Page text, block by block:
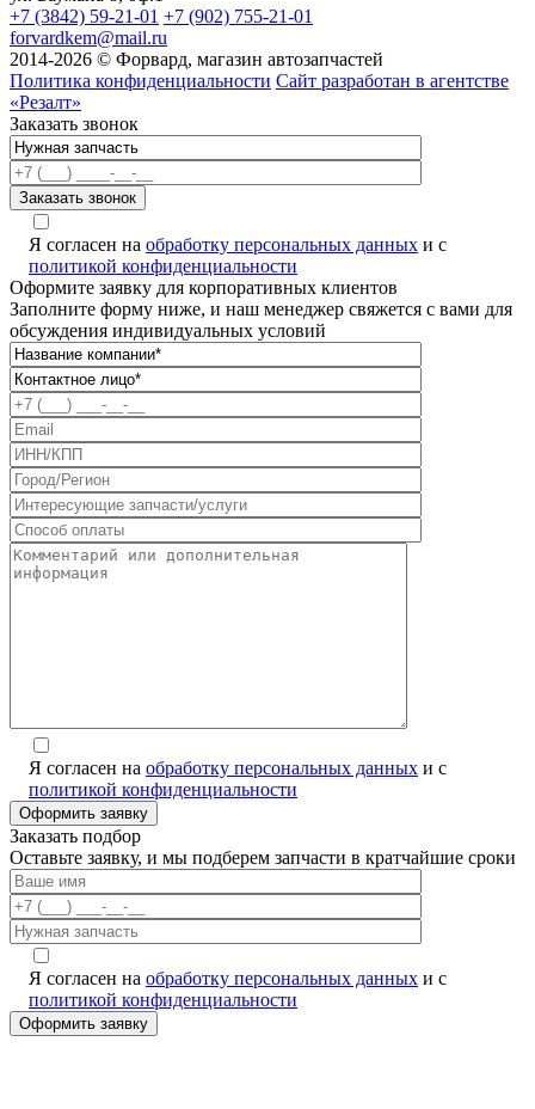
+7 (3842) 59-21-01 +7 (902) 755-21-01
forvardkem@mail.ru
2014-2026 © Форвард, магазин автозапчастей
Политика конфиденциальности Сайт разработан в агентстве
«Резалт»
Заказать звонок
Я согласен на обработку персональных данных и с
политикой конфиденциальности
Оформите заявку для корпоративных клиентов
Заполните форму ниже, и наш менеджер свяжется с вами для
обсуждения индивидуальных условий
Я согласен на обработку персональных данных и с
политикой конфиденциальности
Заказать подбор
Оставьте заявку, и мы подберем запчасти в кратчайшие сроки
Я согласен на обработку персональных данных и с
политикой конфиденциальности